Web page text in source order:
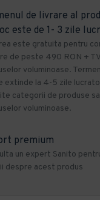
de livrare al
este de 1- 3 zile
este gratuita pentru
de peste 490 RON +
voluminoase.
extinde la 4-5 zile
categorii de produse
voluminoase.
premium
un expert Sanito
despre acest produs